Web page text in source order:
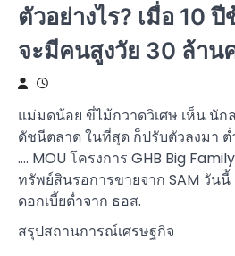
ตัวอย่างไร? เมื่อ 10
จะมีคนสูงวัย 30 ล้าน
แม่มดน้อย ขี่ไม้กวาดวิเศษ เห็น นั
ดัชนีตลาด ในที่สุด ก็ปรับตัวลงมา ต่
…. MOU โครงการ GHB Big
ทรัพย์สินรอการขายจาก SAM วัน
ดอกเบี้ยต่ำจาก ธอส.
สรุปสถานการณ์เศรษฐกิจ